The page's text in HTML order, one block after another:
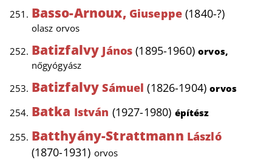
Basso-Arnoux, Giuseppe(1840-?)
olasz orvos
Batizfalvy János(1895-1960)orvos,
nőgyógyász
BatizfalvySámuel(1826-1904)orvos
Batka István (1927-1980) építész
Batthyány-Strattmann László
(1870-1931) orvos